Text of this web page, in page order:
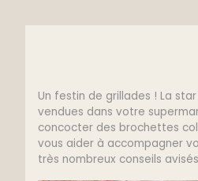
Un festin de grillades ! La
vendues dans votre
concocter des brochettes
vous aider à accompagner
très nombreux conseils